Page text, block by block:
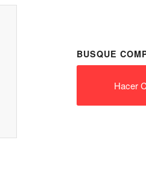
BUSQUE
Hacer